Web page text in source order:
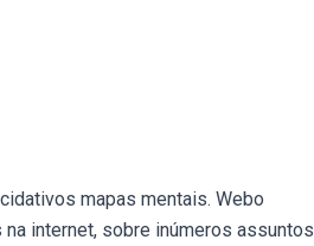
mapas mentais. Webo
internet, sobre inúmeros assuntos